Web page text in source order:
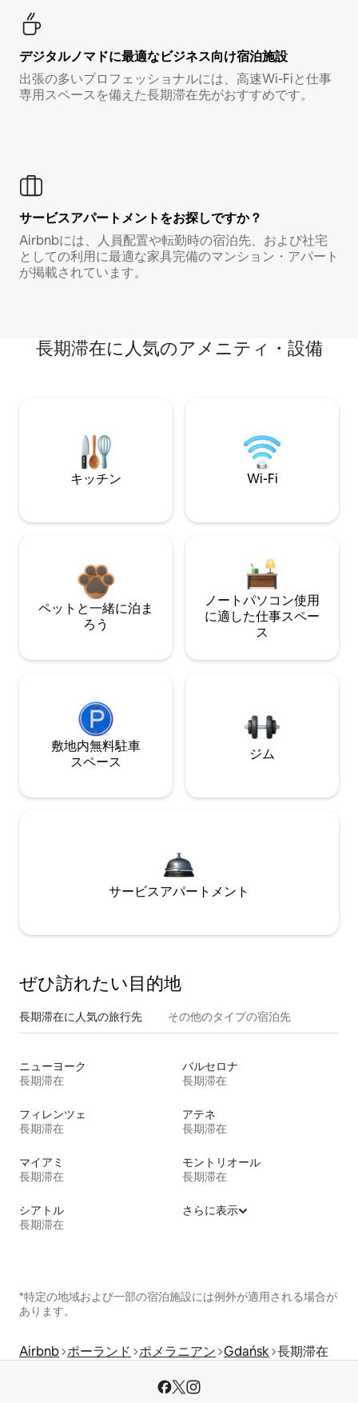
デジタルノマド⁠に最⁠適⁠なビ⁠ジ⁠ネ⁠ス⁠向⁠け宿⁠泊⁠施⁠設
出張の多いプロフェッショナルには、高速Wi-Fiと仕事
専用スペースを備えた長期滞在先がおすすめです。
サービスアパートメントをお探しですか？
Airbnbには、人員配置や転勤時の宿泊先、および社宅
としての利用に最適な家具完備のマンション・アパート
が掲載されています。
長期滞在に人気のアメニティ・設備
キッチン Wi-Fi
ペットと一緒に泊ま
ろう
ノートパソコン使用
に適した仕事スペー
ス
敷地内無料駐⁠車
ス⁠ペ⁠ー⁠ス
ジム
サービスアパートメント
ぜひ訪⁠れ⁠た⁠い目⁠的⁠地
長期滞在に人気の旅行先 その他のタ⁠イ⁠プ⁠の宿⁠泊⁠先
ニューヨーク
長期滞在
バルセロナ
長期滞在
フィレンツェ
長期滞在
アテネ
長期滞在
マイアミ
長期滞在
モントリオール
長期滞在
シアトル
長期滞在
さらに表示
*特定の地域および一部の宿泊施設には例外が適用される場合が
あります。
Airbnb ポーランド ポメラニアン Gdańsk 長期滞在